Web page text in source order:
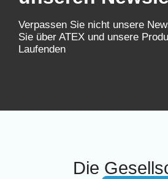
Verpassen Sie nicht unsere
Sie über ATEX und unsere
Laufenden
Die